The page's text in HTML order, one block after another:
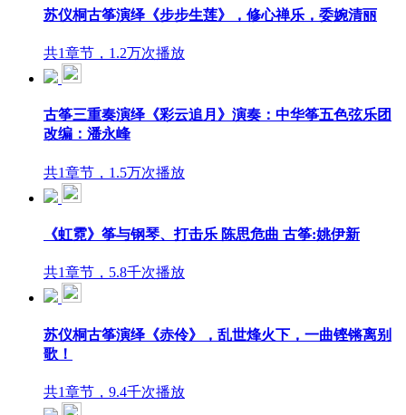
苏仪桐古筝演绎《步步生莲》，修心禅乐，委婉清丽
共1章节，1.2万次播放
古筝三重奏演绎《彩云追月》演奏：中华筝五色弦乐团
改编：潘永峰
共1章节，1.5万次播放
《虹霓》筝与钢琴、打击乐 陈思危曲 古筝:姚伊新
共1章节，5.8千次播放
苏仪桐古筝演绎《赤伶》，乱世烽火下，一曲铿锵离别
歌！
共1章节，9.4千次播放